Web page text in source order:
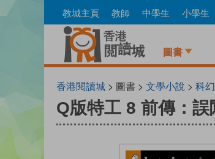
to
教城主頁 教師 中學生 小學生
圖書
香港閱讀城 > 圖書 > 文學小說 > 科
Q版特工 8 前傳：誤